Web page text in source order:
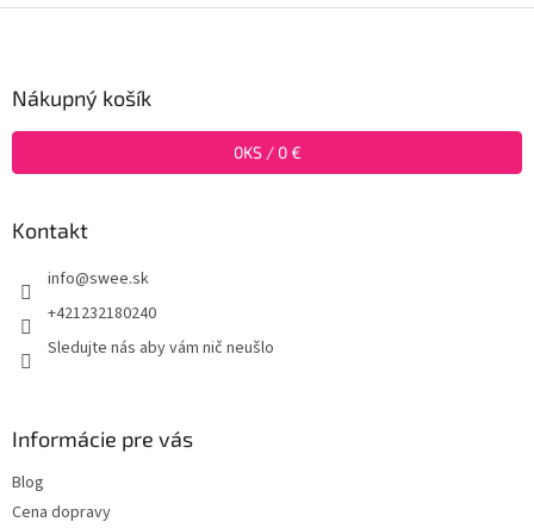
Nákupný košík
0KS / 0 €
Kontakt
info@swee.sk
+421232180240
Sledujte nás aby vám nič neušlo
Informácie pre vás
Blog
Cena dopravy